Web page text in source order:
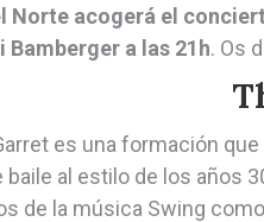
Norte acogerá el
a las 21h. Os
es una formación
baile al estilo de los años
de la música Swing